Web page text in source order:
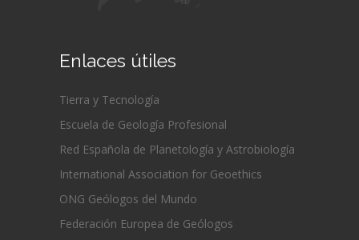
Enlaces útiles
Tierra y Tecnología
Escuela de Geología Profesional
Red Española de Planetología y Astrobiología
International Association for Geoethics
ONG Geólogos del Mundo
Federación Europea de Geólogos